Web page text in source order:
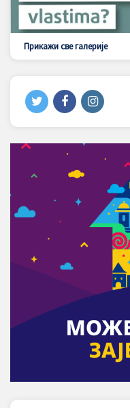
Прикажи све галерије